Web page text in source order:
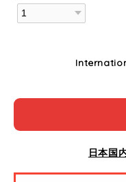
日本国